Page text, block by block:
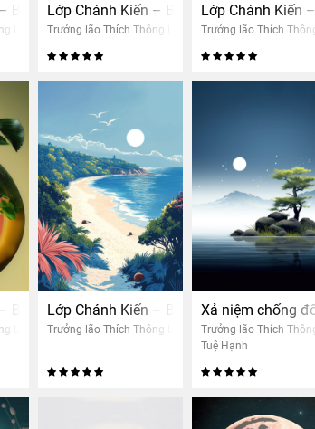
(nam)
Buổi 15: Đường đi nhân quả con người (nam)
Lạc
Lớp Chánh Kiến – Buổi 13: Thấy nhân
Trưởng lão Thích Thông Lạc
Lớp Chánh Kiến
Trưởng lão Thích Thông
Dưỡng – Nhận xét bài làm nhân quả (Nữ)
Buổi 8: Nhân quả thảo mộc (nữ)
Lạc
Lớp Chánh Kiến – Buổi 9: Nhận xét bài
Trưởng lão Thích Thông Lạc
Xả niệm chống
Trưởng lão Thích Thông
Tuệ Hạnh